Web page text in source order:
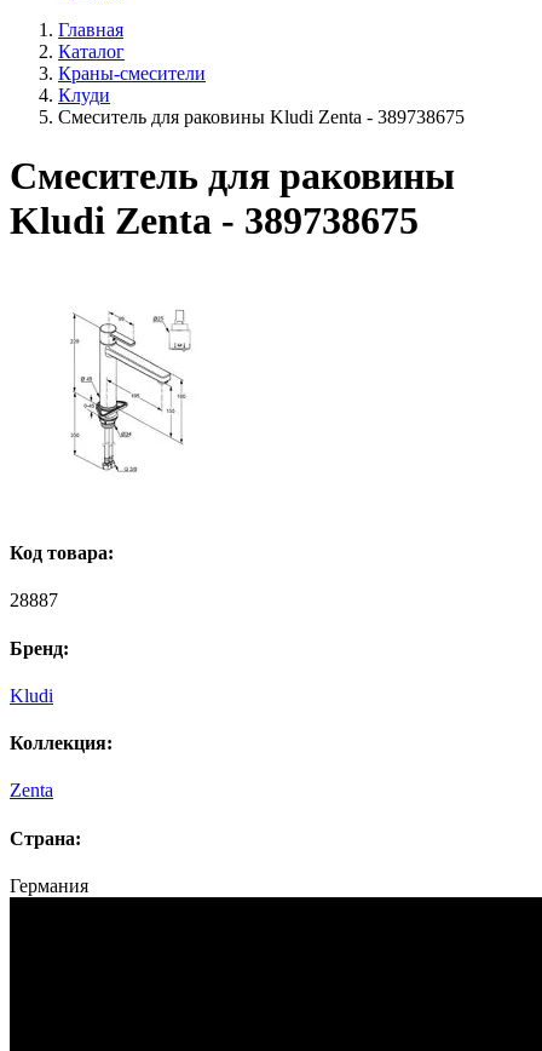
Главная
Каталог
Краны-смесители
Клуди
Смеситель для раковины Kludi Zenta - 389738675
Смеситель для раковины
Kludi Zenta - 389738675
Код товара:
28887
Бренд:
Kludi
Коллекция:
Zenta
Страна:
Германия